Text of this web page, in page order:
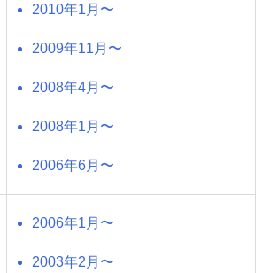
2010年1月〜
2009年11月〜
2008年4月〜
2008年1月〜
2006年6月〜
2006年1月〜
2003年2月〜